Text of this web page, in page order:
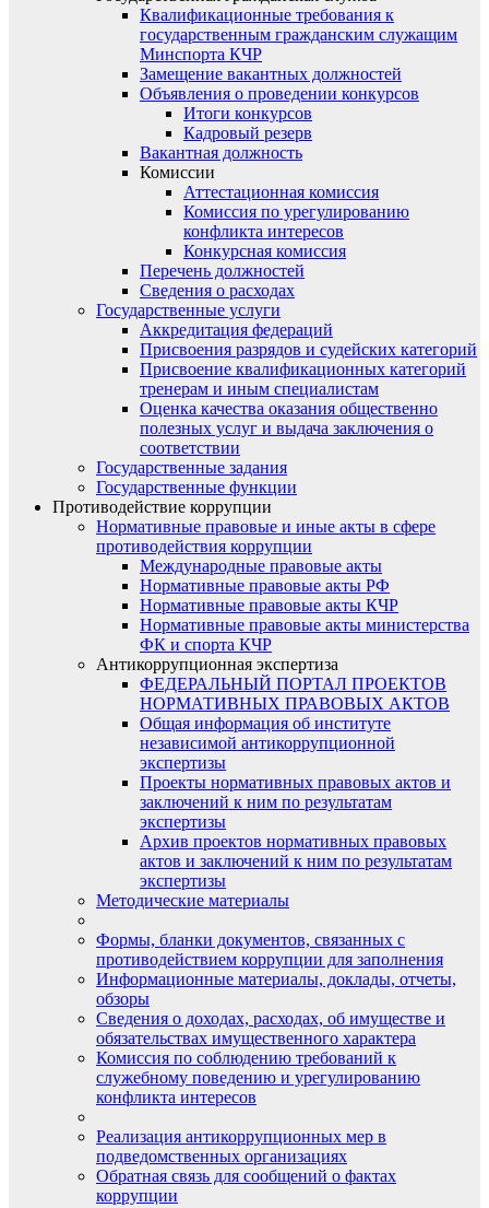
Квалификационные требования к
государственным гражданским служащим
Минспорта КЧР
Замещение вакантных должностей
Объявления о проведении конкурсов
Итоги конкурсов
Кадровый резерв
Вакантная должность
Комиссии
Аттестационная комиссия
Комиссия по урегулированию
конфликта интересов
Конкурсная комиссия
Перечень должностей
Сведения о расходах
Государственные услуги
Аккредитация федераций
Присвоения разрядов и судейских категорий
Присвоение квалификационных категорий
тренерам и иным специалистам
Оценка качества оказания общественно
полезных услуг и выдача заключения о
соответствии
Государственные задания
Государственные функции
Противодействие коррупции
Нормативные правовые и иные акты в сфере
противодействия коррупции
Международные правовые акты
Нормативные правовые акты РФ
Нормативные правовые акты КЧР
Нормативные правовые акты министерства
ФК и спорта КЧР
Антикоррупционная экспертиза
ФЕДЕРАЛЬНЫЙ ПОРТАЛ ПРОЕКТОВ
НОРМАТИВНЫХ ПРАВОВЫХ АКТОВ
Общая информация об институте
независимой антикоррупционной
экспертизы
Проекты нормативных правовых актов и
заключений к ним по результатам
экспертизы
Архив проектов нормативных правовых
актов и заключений к ним по результатам
экспертизы
Методические материалы
Формы, бланки документов, связанных с
противодействием коррупции для заполнения
Информационные материалы, доклады, отчеты,
обзоры
Сведения о доходах, расходах, об имуществе и
обязательствах имущественного характера
Комиссия по соблюдению требований к
служебному поведению и урегулированию
конфликта интересов
Реализация антикоррупционных мер в
подведомственных организациях
Обратная связь для сообщений о фактах
коррупции